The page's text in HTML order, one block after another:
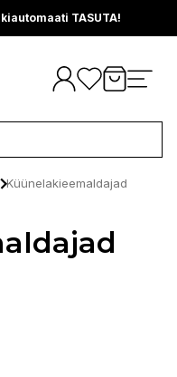
TASUTA!
Küünelakieemaldajad